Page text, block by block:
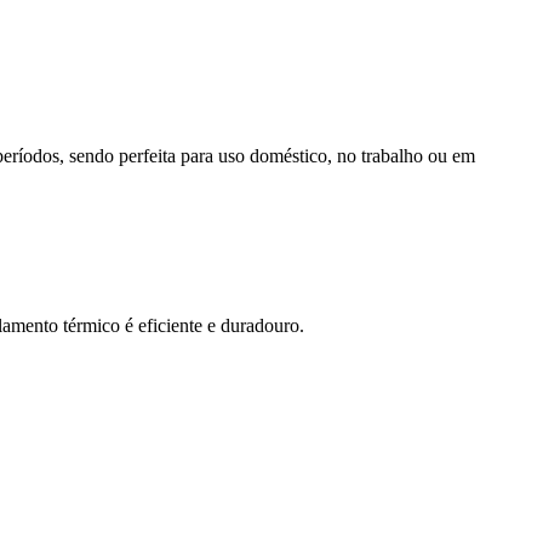
sendo perfeita para uso doméstico, no trabalho ou em
térmico é eficiente e duradouro.